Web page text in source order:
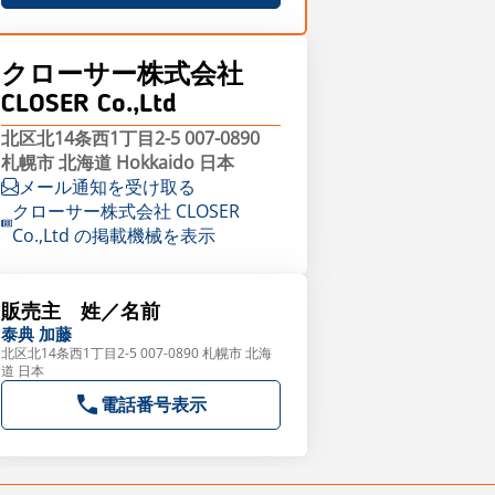
クローサー株式会社
CLOSER Co.,Ltd
北区北14条西1丁目2-5 007-0890
札幌市 北海道 Hokkaido 日本
メール通知を受け取る
クローサー株式会社 CLOSER
Co.,Ltd の掲載機械を表示
販売主 姓／名前
泰典 加藤
北区北14条西1丁目2-5 007-0890 札幌市 北海
道 日本
電話番号表示